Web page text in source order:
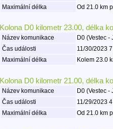
Maximální délka
Od 21.0 km
Kolona D0 kilometr 23.00, délka
Název komunikace
D0 (Vestec -
Čas události
11/30/2023
Maximální délka
Kolem 23.0
Kolona D0 kilometr 21.00, délka
Název komunikace
D0 (Vestec -
Čas události
11/29/2023
Maximální délka
Od 21.0 km